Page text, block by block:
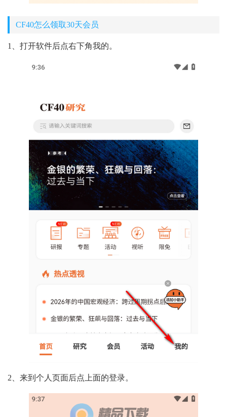
CF40怎么领取30天会员
1、打开软件后点右下角我的。
2、来到个人页面后点上面的登录。